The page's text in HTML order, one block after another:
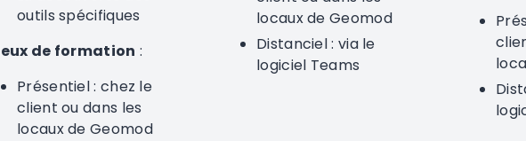
outils spécifiques
de formation :
Présentiel : chez le
client ou dans les
locaux de Geomod
locaux de Geomod
Distanciel : via le
logiciel Teams